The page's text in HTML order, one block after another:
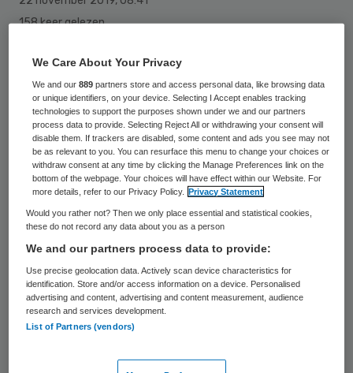
158 keer gelezen
Geneesmiddelenbedrijf MSD verdubbelt de
komende jaren haar capaciteit voor
biotechproductie in het Brabantse Oss.
Aanleiding is de wereldwijd groeiende vraag
naar behandelingen tegen kanker, meldt de
onderneming vrijdag. Momenteel
produceert MSD geneesmiddelen voor op
kanker gerichte immuuntherapie voor
Europa, straks is dat ook voor de rest van
de wereld, zegt een woordvoerder van het
bedrijf.
productiecapaciteit en -faciliteiten over de
We Care About Your Privacy
We and our889 partners store and access personal data, like browsing data
or unique identifiers, on your device. Selecting I Accept enables tracking
technologies to support the purposes shown under we and our partners
process data to provide. Selecting Reject All or withdrawing your consent will
disable them. If trackers are disabled, some content and ads you see may not
be as relevant to you. You can resurface this menu to change your choices or
withdraw consent at any time by clicking the Manage Preferences link on the
bottom of the webpage. Your choices will have effect within our Website. For
more details, refer to our Privacy Policy.
Privacy Statement
Would you rather not? Then we only place essential and statistical cookies,
these do not record any data about you as a person
We and our partners process data to provide:
Use precise geolocation data. Actively scan device characteristics for
identification. Store and/or access information on a device. Personalised
advertising and content, advertising and content measurement, audience
research and services development.
List of Partners (vendors)